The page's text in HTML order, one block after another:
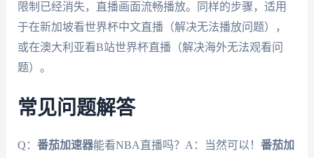
限制已经消失，直播画面流畅播放。同样的步骤，适用
于在新加坡看世界杯中文直播（解决无法播放问题），
或在澳大利亚看B站世界杯直播（解决海外无法观看问
题）。
常见问题解答
Q： 番茄加速器能看NBA直播吗？A：当然可以！ 番茄加